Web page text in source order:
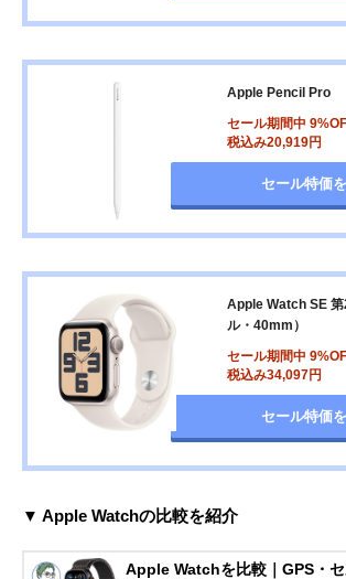
Apple Pencil Pro
セール期間中
税込み20,919円
セール特価
Apple Watch SE
ル・40mm）
セール期間中
税込み34,097円
セール特価
▼ Apple Watchの比較を紹介
Apple Watchを比較｜GPS・